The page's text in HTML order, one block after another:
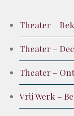
Theater –
Theater –
Theater –
Vrij Werk –